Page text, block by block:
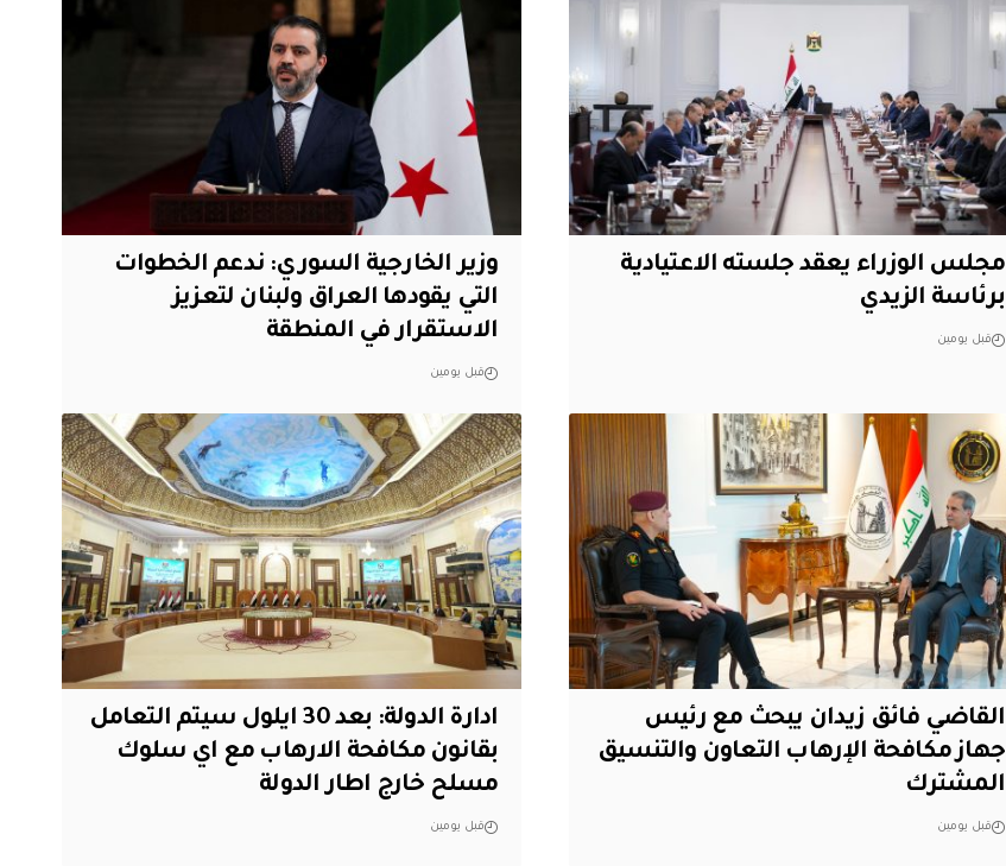
مجلس الوزراء يعقد جلسته الاعتيادية
برئاسة الزيدي
قبل يومين
وزير الخارجية السوري: ندعم الخطوات
التي يقودها العراق ولبنان لتعزيز
الاستقرار في المنطقة
قبل يومين
القاضي فائق زيدان يبحث مع رئيس
جهاز مكافحة الإرهاب التعاون والتنسيق
المشترك
قبل يومين
ادارة الدولة: بعد 30 ايلول سيتم التعامل
بقانون مكافحة الارهاب مع اي سلوك
مسلح خارج اطار الدولة
قبل يومين